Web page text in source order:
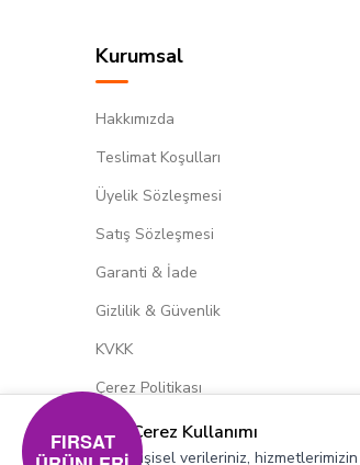
Kurumsal
Hakkımızda
Teslimat Koşulları
Üyelik Sözleşmesi
Satış Sözleşmesi
Garanti & İade
Gizlilik & Güvenlik
KVKK
Çerez Politikası
Çerez Kullanımı
Kişisel verileriniz,
FIRSAT